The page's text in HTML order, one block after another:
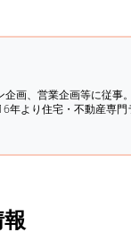
画、営業企画等に従事
より住宅・不動産専